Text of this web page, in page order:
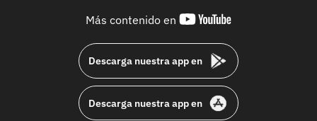
Más contenido en
youtube-
Descarga nuestra app en
Descarga nuestra app en